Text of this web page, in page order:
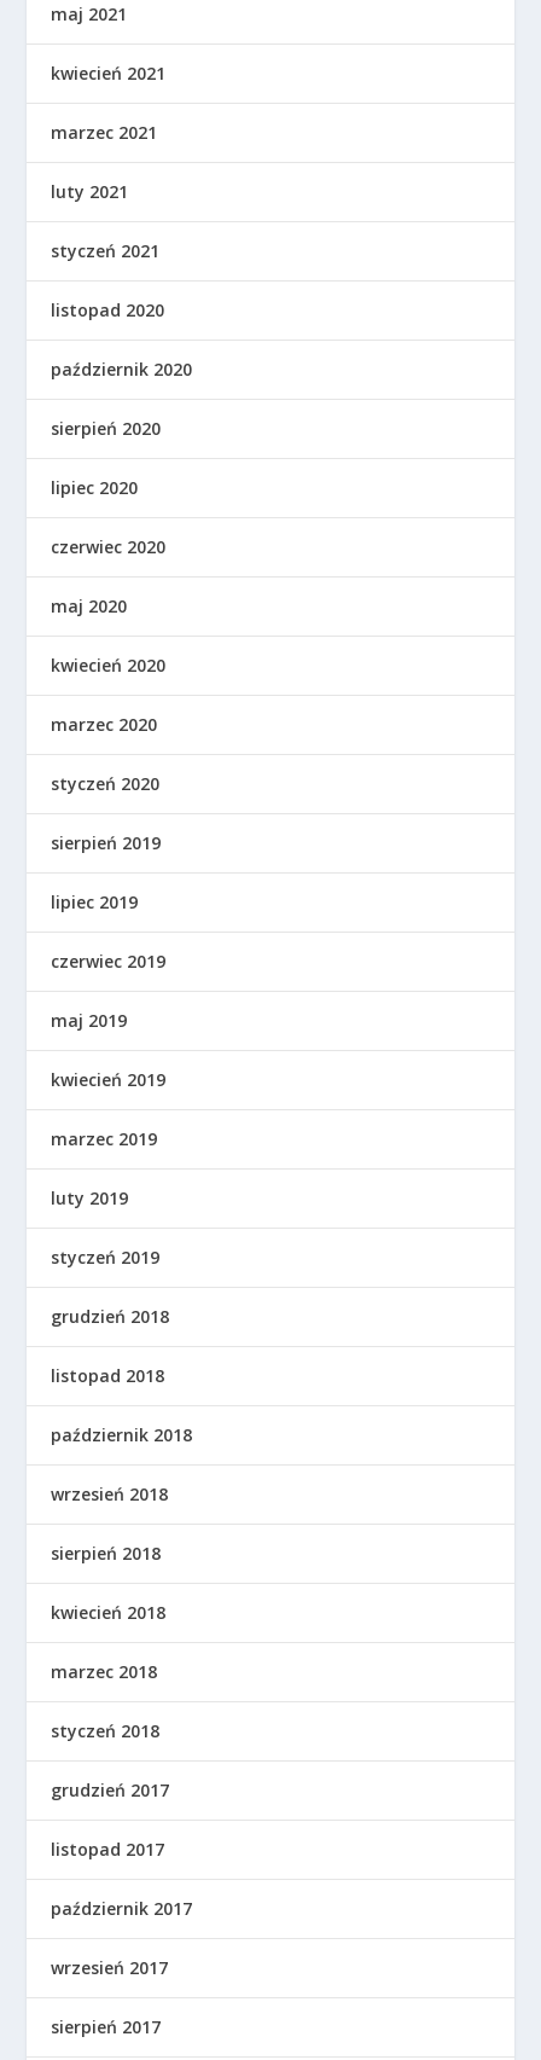
maj 2021
kwiecień 2021
marzec 2021
luty 2021
styczeń 2021
listopad 2020
październik 2020
sierpień 2020
lipiec 2020
czerwiec 2020
maj 2020
kwiecień 2020
marzec 2020
styczeń 2020
sierpień 2019
lipiec 2019
czerwiec 2019
maj 2019
kwiecień 2019
marzec 2019
luty 2019
styczeń 2019
grudzień 2018
listopad 2018
październik 2018
wrzesień 2018
sierpień 2018
kwiecień 2018
marzec 2018
styczeń 2018
grudzień 2017
listopad 2017
październik 2017
wrzesień 2017
sierpień 2017